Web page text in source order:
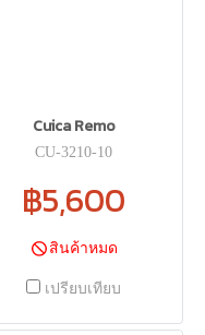
Cuica Remo
CU-3210-10
฿5,600
สินค้าหมด
เปรียบเทียบ